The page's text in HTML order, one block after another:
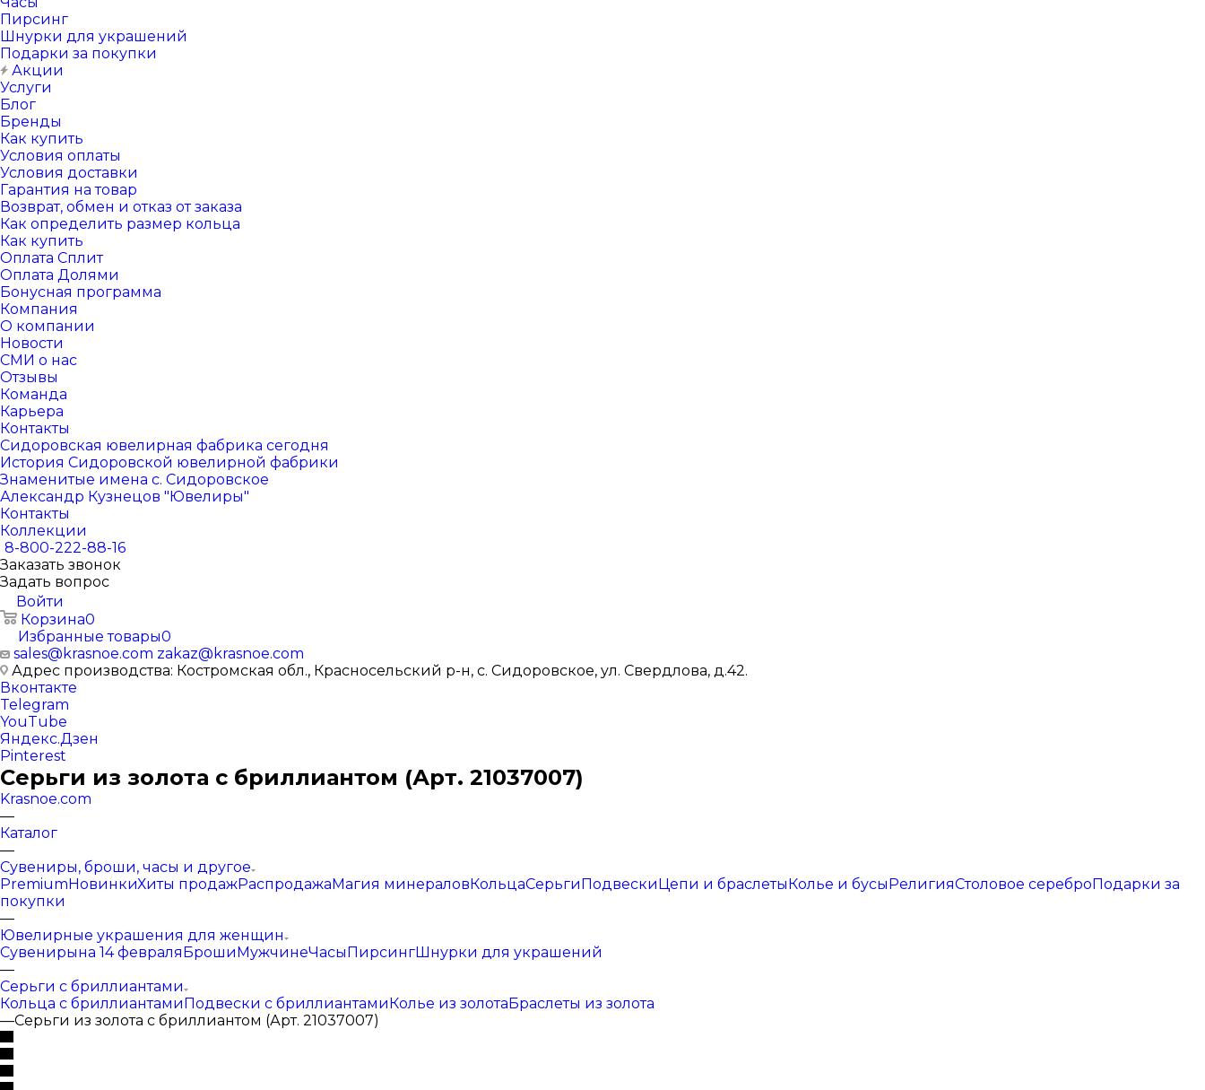
Пирсинг
Шнурки для украшений
Подарки за покупки
Акции
Услуги
Блог
Бренды
Как купить
Условия оплаты
Условия доставки
Гарантия на товар
Возврат, обмен и отказ от заказа
Как определить размер кольца
Как купить
Оплата Сплит
Оплата Долями
Бонусная программа
Компания
О компании
Новости
СМИ о нас
Отзывы
Команда
Карьера
Контакты
Сидоровская ювелирная фабрика сегодня
История Сидоровской ювелирной фабрики
Знаменитые имена с. Сидоровское
Александр Кузнецов "Ювелиры"
Контакты
Коллекции
8-800-222-88-16
Заказать звонок
Задать вопрос
Войти
Корзина0
Избранные товары0
sales@krasnoe.com zakaz@krasnoe.com
Адрес производства: Костромская обл., Красносельский р-н, с. Сидоровское, ул. Свердлова, д.42.
Вконтакте
Telegram
YouTube
Яндекс.Дзен
Pinterest
Серьги из золота с бриллиантом (Арт. 21037007)
Krasnoe.com
—
Каталог
—
Сувениры, броши, часы и другое
PremiumНовинкиХиты продажРаспродажаМагия минераловКольцаСерьгиПодвескиЦепи и браслетыКолье и бусыРелигияСтоловое сереброПодарки за
покупки
—
Ювелирные украшения для женщин
Сувенирына 14 февраляБрошиМужчинеЧасыПирсингШнурки для украшений
—
Серьги с бриллиантами
Кольца с бриллиантамиПодвески с бриллиантамиКолье из золотаБраслеты из золота
—Серьги из золота с бриллиантом (Арт. 21037007)